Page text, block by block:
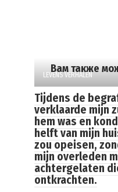
Вам также
LEVENS VERHALEN
Tijdens de
verklaarde mijn
hem was en
helft van mijn
zou opeisen,
mijn overleden
achtergelaten
ontkrachten.